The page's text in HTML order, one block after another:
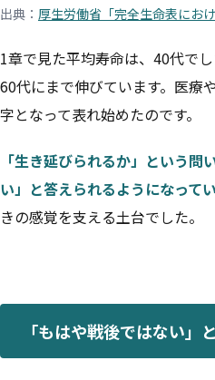
出典： 厚生労働省「完全生命表にお
1章で見た平均寿命は、40代で
60代にまで伸びています。医療
字となって表れ始めたのです。
「生き延びられるか」という
い」と答えられるようになって
きの感覚を支える土台でした。
「もはや戦後ではない」